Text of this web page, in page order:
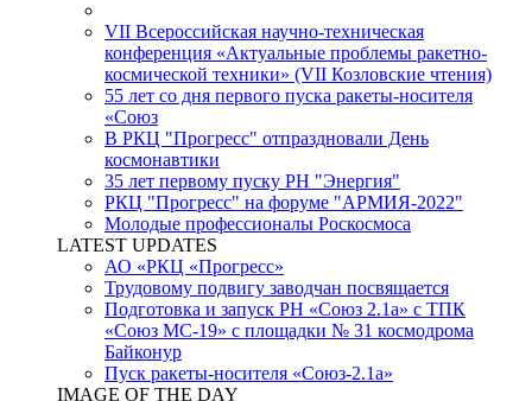
VII Всероссийская научно-техническая
конференция «Актуальные проблемы ракетно-
космической техники» (VII Козловские чтения)
55 лет со дня первого пуска ракеты-носителя
«Союз
В РКЦ "Прогресс" отпраздновали День
космонавтики
35 лет первому пуску РН "Энергия"
РКЦ "Прогресс" на форуме "АРМИЯ-2022"
Молодые профессионалы Роскосмоса
LATEST UPDATES
АО «РКЦ «Прогресс»
Трудовому подвигу заводчан посвящается
Подготовка и запуск РН «Союз 2.1а» с ТПК
«Союз МС-19» с площадки № 31 космодрома
Байконур
Пуск ракеты-носителя «Союз-2.1а»
IMAGE OF THE DAY